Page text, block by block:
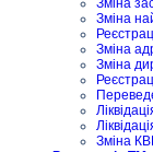
Зміна
Зміна
Зміна
Зміна
Зміна